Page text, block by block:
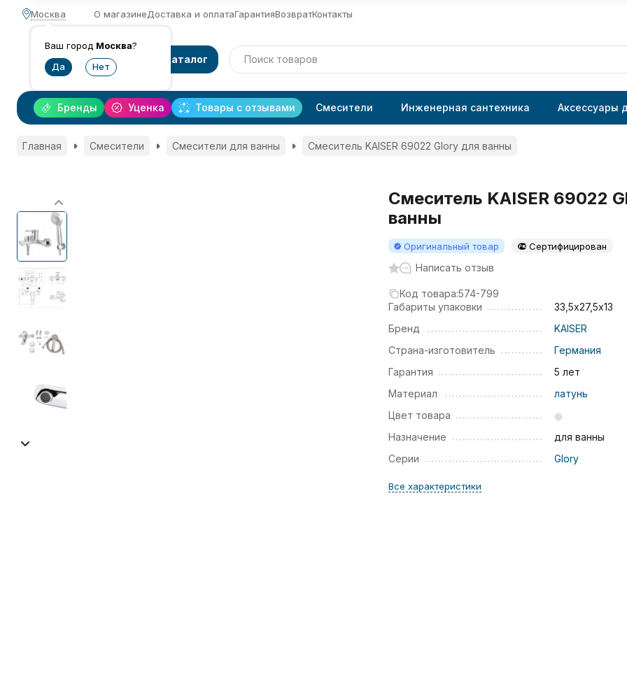
Москва
Ваш город Москва?
О магазинеДоставка и оплатаГарантияВозвратКонтакты
Каталог
Уценка Товары с отзывами
Бренды Смесители Инженерная сантехника Аксессуары
Главная Смесители Смесители для ванны Смеситель KAISER 69022 Glory для ванны
Смеситель KAISER 69022
ванны
Оригинальный товар Сертифицирован
Написать отзыв
Код товара:574-799
Габариты упаковки
33,5х27,5х13
Бренд
KAISER
Страна-изготовитель
Германия
Гарантия
5 лет
Материал
латунь
Цвет товара
Назначение
для ванны
Серии
Glory
Все характеристики